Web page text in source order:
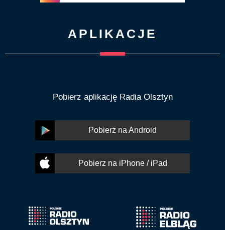
APLIKACJE
Pobierz aplikację Radia Olsztyn
Pobierz na Android
Pobierz na iPhone / iPad